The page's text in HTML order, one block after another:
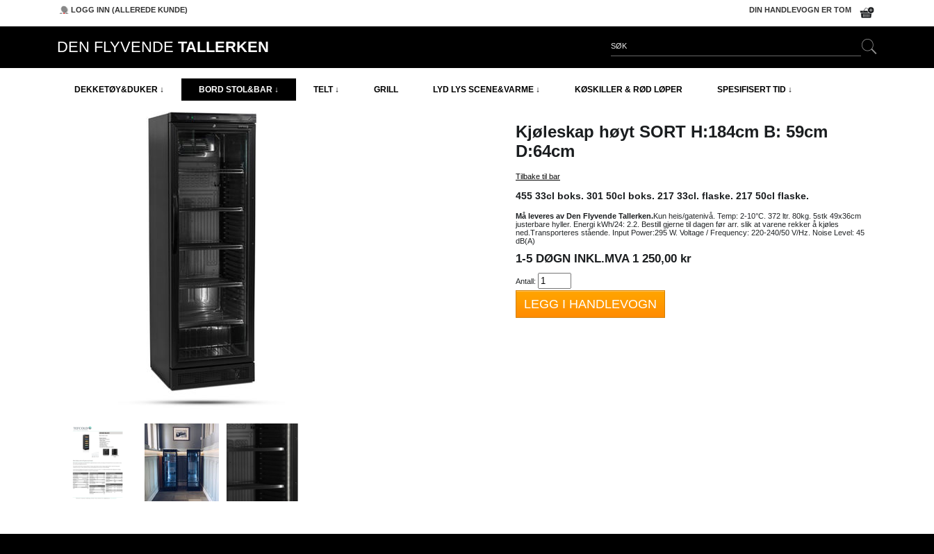
DIN HANDLEVOGN ER TOM
LOGG INN (ALLEREDE KUNDE)
DEN FLYVENDE TALLERKEN
DEKKETØY&DUKER ↓ BORD STOL&BAR ↓ TELT ↓ GRILL LYD LYS SCENE&VARME ↓ KØSKILLER & RØD LØPER SPESIFISERT TID ↓
Kjøleskap høyt SORT H:184cm B: 59cm
D:64cm
Tilbake til bar
455 33cl boks. 301 50cl boks. 217 33cl. flaske. 217 50cl flaske.
Må leveres av Den Flyvende Tallerken.Kun heis/gatenivå. Temp: 2-10°C. 372 ltr. 80kg. 5stk 49x36cm
justerbare hyller. Energi kWh/24: 2.2. Bestill gjerne til dagen før arr. slik at varene rekker å kjøles
ned.Transporteres stående. Input Power:295 W. Voltage / Frequency: 220-240/50 V/Hz. Noise Level: 45
dB(A)
1-5 DØGN INKL.MVA 1 250,00 kr
Antall:
LEGG I HANDLEVOGN